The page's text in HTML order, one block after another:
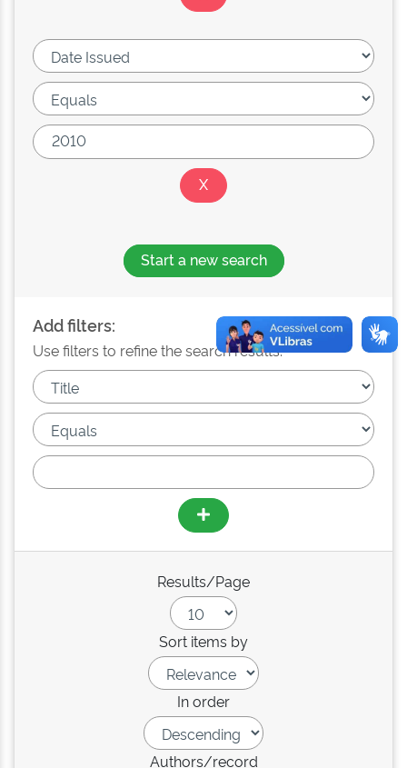
Start a new search
Add filters:
Use filters to refine the search results.
Results/Page
Sort items by
In order
Authors/record